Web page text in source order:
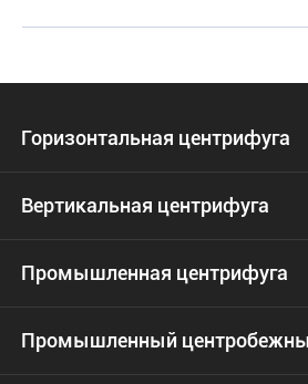
Горизонтальная центрифуга
Вертикальная центрифуга
Промышленная центрифуга
Промышленный